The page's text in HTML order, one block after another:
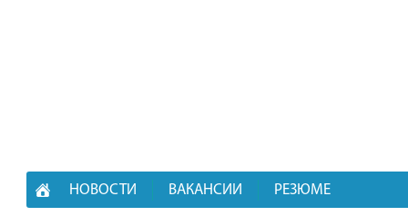
НОВОСТИ ВАКАНСИИ РЕЗЮМЕ